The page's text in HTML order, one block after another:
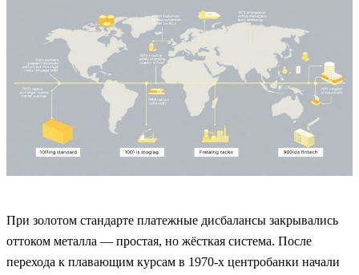
При золотом стандарте платежные дисбалансы закрывались
оттоком металла — простая, но жёсткая система. После
перехода к плавающим курсам в 1970‑х центробанки начали